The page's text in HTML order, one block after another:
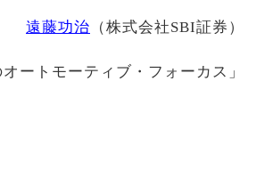
遠藤功治 （株式会社SBI証券）
オートモーティブ・フォーカス」